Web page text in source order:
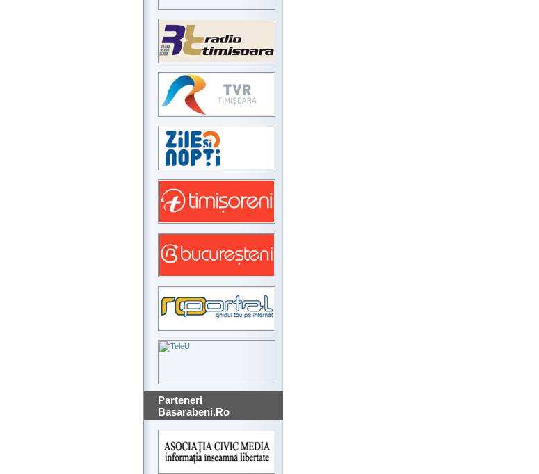
Parteneri
Basarabeni.Ro